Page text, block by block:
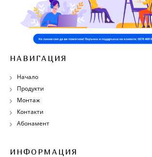
НАВИГАЦИЯ
Начало
Продукти
Монтаж
Контакти
Абонамент
ИНФОРМАЦИЯ